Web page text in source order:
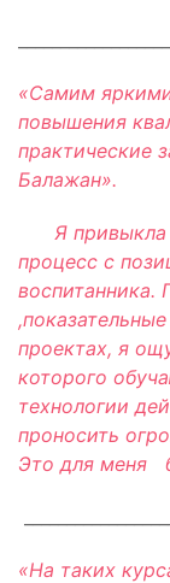
«Самим
повышения
практические
Балажан».
Я привыкла
процесс с
воспитанника.
проектах, я
которого
технологии
проносить
Это для меня
«На таких